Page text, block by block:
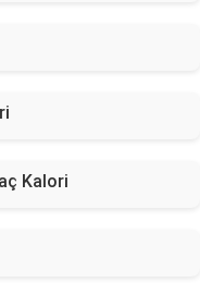
Kalori